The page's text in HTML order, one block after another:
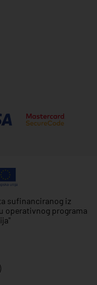
sufinanciranog iz
operativnog programa